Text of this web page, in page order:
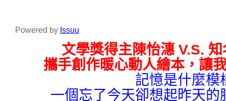
Powered by Issuu
文學獎得主陳怡潓 V.S.
攜手創作暖心動人繪本，讓
記憶是什麼模
一個忘了今天卻想起昨天的